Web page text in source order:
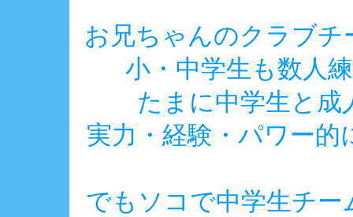
お兄ちゃんのクラブ
小・中学生も数人
たまに中学生と
実力・経験・パワー
でもソコで中学生チ